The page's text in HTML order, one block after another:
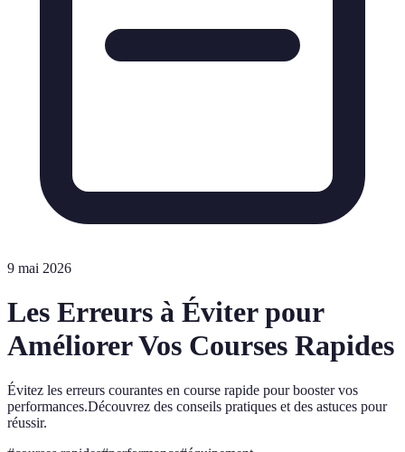
9 mai 2026
Les Erreurs à Éviter pour
Améliorer Vos Courses Rapides
Évitez les erreurs courantes en course rapide pour booster vos
performances.Découvrez des conseils pratiques et des astuces pour
réussir.